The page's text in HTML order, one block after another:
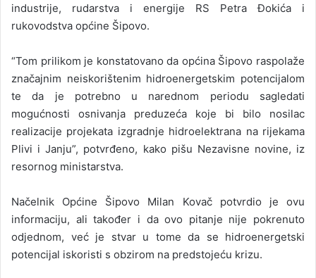
industrije, rudarstva i energije RS Petra Đokića i
rukovodstva općine Šipovo.
“Tom prilikom je konstatovano da općina Šipovo raspolaže
značajnim neiskorištenim hidroenergetskim potencijalom
te da je potrebno u narednom periodu sagledati
mogućnosti osnivanja preduzeća koje bi bilo nosilac
realizacije projekata izgradnje hidroelektrana na rijekama
Plivi i Janju”, potvrđeno, kako pišu Nezavisne novine, iz
resornog ministarstva.
Načelnik Općine Šipovo Milan Kovač potvrdio je ovu
informaciju, ali također i da ovo pitanje nije pokrenuto
odjednom, već je stvar u tome da se hidroenergetski
potencijal iskoristi s obzirom na predstojeću krizu.